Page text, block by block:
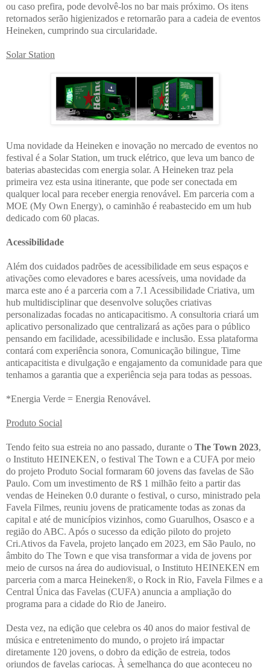
ou caso prefira, pode devolvê-los no bar mais próximo. Os itens
retornados serão higienizados e retornarão para a cadeia de eventos
Heineken, cumprindo sua circularidade.
Solar Station
Uma novidade da Heineken e inovação no mercado de eventos no
festival é a Solar Station, um truck elétrico, que leva um banco de
baterias abastecidas com energia solar. A Heineken traz pela
primeira vez esta usina itinerante, que pode ser conectada em
qualquer local para receber energia renovável. Em parceria com a
MOE (My Own Energy), o caminhão é reabastecido em um hub
dedicado com 60 placas.
Acessibilidade
Além dos cuidados padrões de acessibilidade em seus espaços e
ativações como elevadores e bares acessíveis, uma novidade da
marca este ano é a parceria com a 7.1 Acessibilidade Criativa, um
hub multidisciplinar que desenvolve soluções criativas
personalizadas focadas no anticapacitismo. A consultoria criará um
aplicativo personalizado que centralizará as ações para o público
pensando em facilidade, acessibilidade e inclusão. Essa plataforma
contará com experiência sonora, Comunicação bilingue, Time
anticapacitista e divulgação e engajamento da comunidade para que
tenhamos a garantia que a experiência seja para todas as pessoas.
*Energia Verde = Energia Renovável.
Produto Social
Tendo feito sua estreia no ano passado, durante o The Town 2023,
o Instituto HEINEKEN, o festival The Town e a CUFA por meio
do projeto Produto Social formaram 60 jovens das favelas de São
Paulo. Com um investimento de R$ 1 milhão feito a partir das
vendas de Heineken 0.0 durante o festival, o curso, ministrado pela
Favela Filmes, reuniu jovens de praticamente todas as zonas da
capital e até de municípios vizinhos, como Guarulhos, Osasco e a
região do ABC. Após o sucesso da edição piloto do projeto
Cri.Ativos da Favela, projeto lançado em 2023, em São Paulo, no
âmbito do The Town e que visa transformar a vida de jovens por
meio de cursos na área do audiovisual, o Instituto HEINEKEN em
parceria com a marca Heineken®, o Rock in Rio, Favela Filmes e a
Central Única das Favelas (CUFA) anuncia a ampliação do
programa para a cidade do Rio de Janeiro.
Desta vez, na edição que celebra os 40 anos do maior festival de
música e entretenimento do mundo, o projeto irá impactar
diretamente 120 jovens, o dobro da edição de estreia, todos
oriundos de favelas cariocas. À semelhança do que aconteceu no